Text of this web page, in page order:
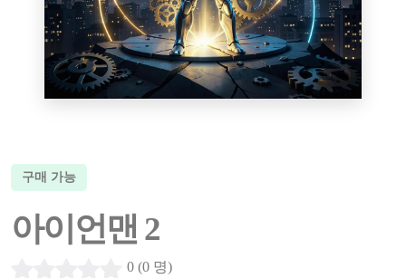
구매 가능
아이언맨 2
0 (0 명)